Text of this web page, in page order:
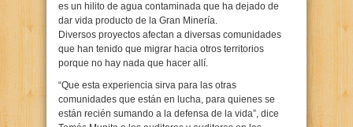
es un hilito de agua contaminada que ha dejado de
dar vida producto de la Gran Minería.
Diversos proyectos afectan a diversas comunidades
que han tenido que migrar hacia otros territorios
porque no hay nada que hacer allí.
“Que esta experiencia sirva para las otras
comunidades que están en lucha, para quienes se
están recién sumando a la defensa de la vida”, dice